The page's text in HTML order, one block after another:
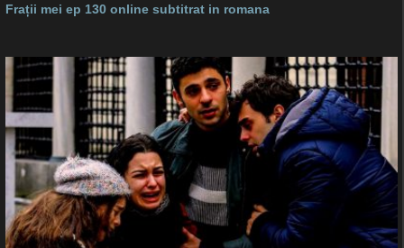
Frații mei ep 130 online subtitrat in romana